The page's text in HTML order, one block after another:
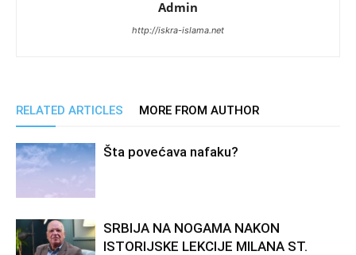
Admin
http://iskra-islama.net
RELATED ARTICLES MORE FROM AUTHOR
Šta povećava nafaku?
SRBIJA NA NOGAMA NAKON
ISTORIJSKE LEKCIJE MILANA ST.